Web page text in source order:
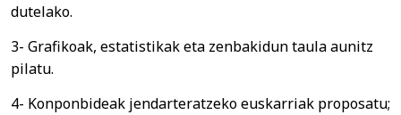
dutelako.
3- Grafikoak, estatistikak eta zenbakidun taula aunitz
pilatu.
4- Konponbideak jendarteratzeko euskarriak proposatu;